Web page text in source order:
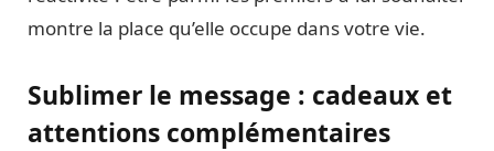
montre la place qu’elle occupe dans votre vie.
Sublimer le message : cadeaux et
attentions complémentaires